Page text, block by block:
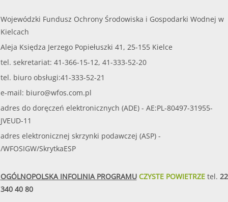
Wojewódzki Fundusz Ochrony Środowiska i Gospodarki Wodnej w
Kielcach
Aleja Księdza Jerzego Popiełuszki 41, 25-155 Kielce
tel. sekretariat: 41-366-15-12, 41-333-52-20
tel. biuro obsługi:41-333-52-21
e-mail: biuro@wfos.com.pl
adres do doręczeń elektronicznych (ADE) - AE:PL-80497-31955-
JVEUD-11
adres elektronicznej skrzynki podawczej (ASP) -
/WFOSIGW/SkrytkaESP
OGÓLNOPOLSKA INFOLINIA PROGRAMUCZYSTE POWIETRZEtel. 22
340 40 80